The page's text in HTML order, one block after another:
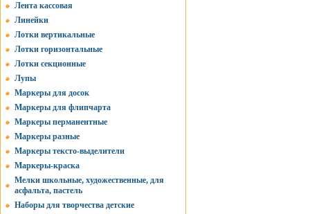
Лента кассовая
Линейки
Лотки вертикальные
Лотки горизонтальные
Лотки секционные
Лупы
Маркеры для досок
Маркеры для флипчарта
Маркеры перманентные
Маркеры разные
Маркеры тексто-выделители
Маркеры-краска
Мелки школьные, художественные, для
асфальта, пастель
Наборы для творчества детские